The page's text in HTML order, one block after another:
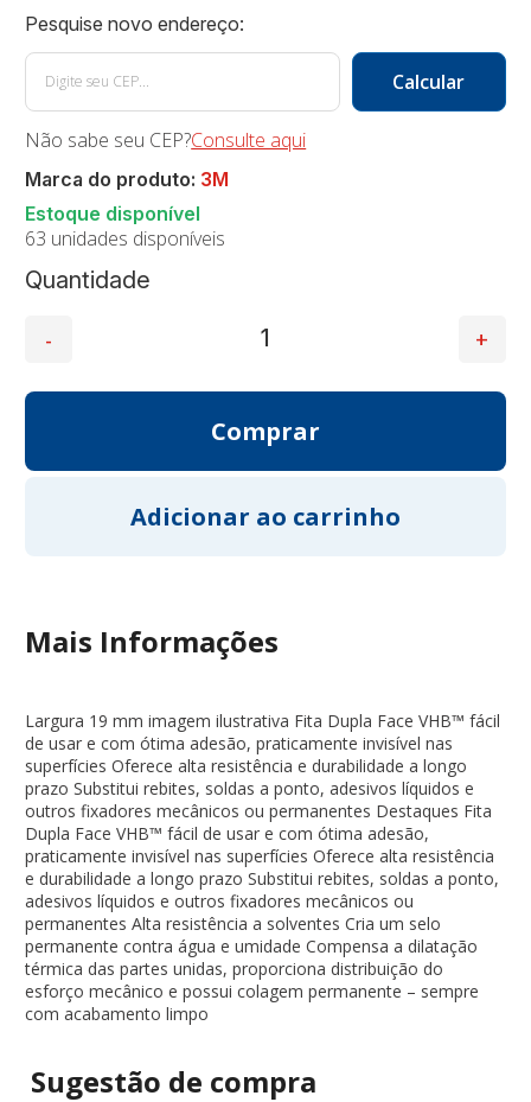
Quantidade
Não sabe seu CEP?Consulte aqui
63 unidades disponíveis
Marca do produto: 3M
Mais Informações
Largura 19 mm imagem ilustrativa Fita Dupla Face VHB™ fácil
de usar e com ótima adesão, praticamente invisível nas
superfícies Oferece alta resistência e durabilidade a longo
prazo Substitui rebites, soldas a ponto, adesivos líquidos e
outros fixadores mecânicos ou permanentes Destaques Fita
Dupla Face VHB™ fácil de usar e com ótima adesão,
praticamente invisível nas superfícies Oferece alta resistência
e durabilidade a longo prazo Substitui rebites, soldas a ponto,
adesivos líquidos e outros fixadores mecânicos ou
permanentes Alta resistência a solventes Cria um selo
permanente contra água e umidade Compensa a dilatação
térmica das partes unidas, proporciona distribuição do
esforço mecânico e possui colagem permanente – sempre
com acabamento limpo
Sugestão de compra